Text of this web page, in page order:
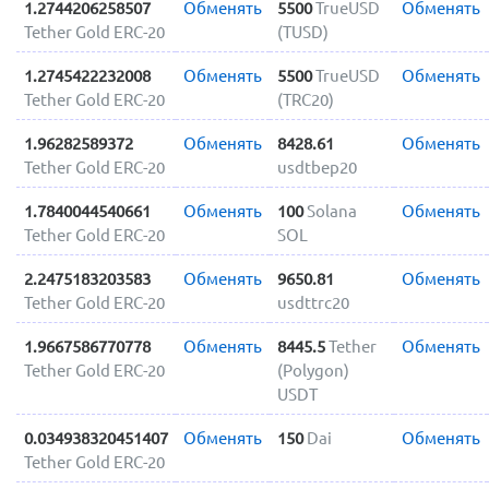
1.2744206258507
Tether Gold ERC-20
Обменять 5500TrueUSD
(TUSD)
Обменять
1.2745422232008
Tether Gold ERC-20
Обменять 5500TrueUSD
(TRC20)
Обменять
1.96282589372
Tether Gold ERC-20
Обменять
8428.61
usdtbep20
Обменять
1.7840044540661
Tether Gold ERC-20
Обменять 100Solana
SOL
Обменять
2.2475183203583
Tether Gold ERC-20
Обменять
9650.81
usdttrc20
Обменять
1.9667586770778
Tether Gold ERC-20
Обменять 8445.5Tether
(Polygon)
USDT
Обменять
0.034938320451407
Tether Gold ERC-20
Обменять 150 Dai Обменять